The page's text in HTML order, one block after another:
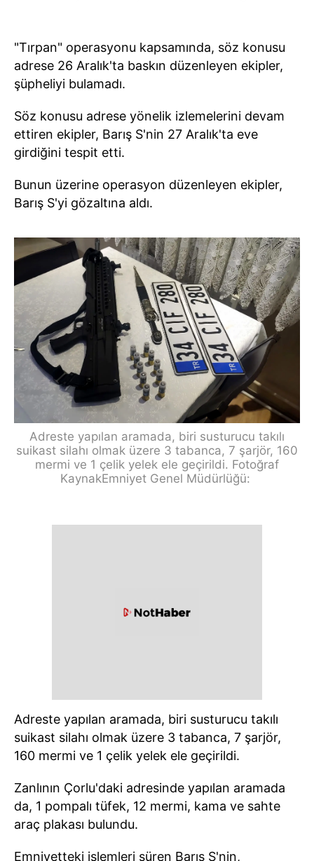
"Tırpan" operasyonu kapsamında, söz konusu
adrese 26 Aralık'ta baskın düzenleyen ekipler,
şüpheliyi bulamadı.
Söz konusu adrese yönelik izlemelerini devam
ettiren ekipler, Barış S'nin 27 Aralık'ta eve
girdiğini tespit etti.
Bunun üzerine operasyon düzenleyen ekipler,
Barış S'yi gözaltına aldı.
Adreste yapılan aramada, biri susturucu takılı
suikast silahı olmak üzere 3 tabanca, 7 şarjör, 160
mermi ve 1 çelik yelek ele geçirildi. Fotoğraf
KaynakEmniyet Genel Müdürlüğü:
Adreste yapılan aramada, biri susturucu takılı
suikast silahı olmak üzere 3 tabanca, 7 şarjör,
160 mermi ve 1 çelik yelek ele geçirildi.
Zanlının Çorlu'daki adresinde yapılan aramada
da, 1 pompalı tüfek, 12 mermi, kama ve sahte
araç plakası bulundu.
Emniyetteki işlemleri süren Barış S'nin,